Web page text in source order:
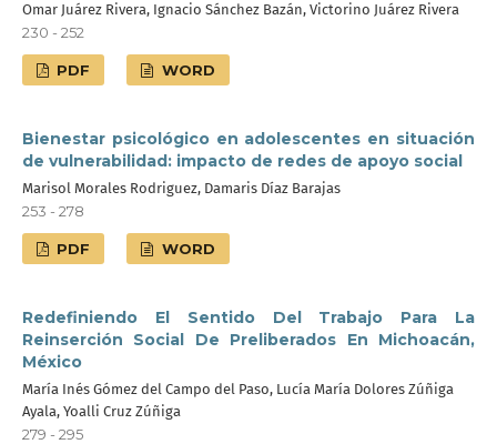
Omar Juárez Rivera, Ignacio Sánchez Bazán, Victorino Juárez Rivera
230 - 252
PDF WORD
Bienestar psicológico en adolescentes en situación
de vulnerabilidad: impacto de redes de apoyo social
Marisol Morales Rodriguez, Damaris Díaz Barajas
253 - 278
PDF WORD
Redefiniendo El Sentido Del Trabajo Para La
Reinserción Social De Preliberados En Michoacán,
México
María Inés Gómez del Campo del Paso, Lucía María Dolores Zúñiga
Ayala, Yoalli Cruz Zúñiga
279 - 295